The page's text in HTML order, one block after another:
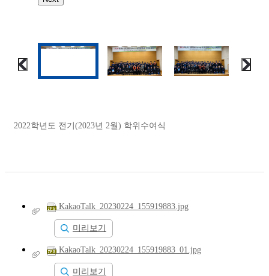
2022학년도 전기(2023년 2월) 학위수여식
KakaoTalk_20230224_155919883.jpg
미리보기
KakaoTalk_20230224_155919883_01.jpg
미리보기